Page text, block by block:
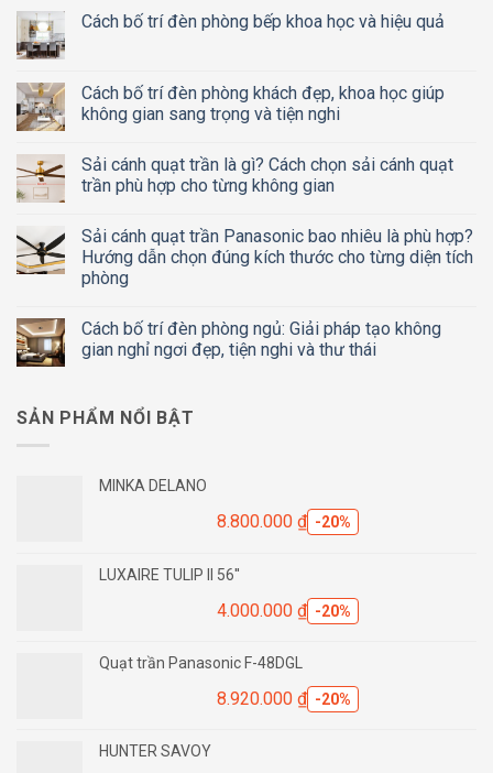
Cách bố trí đèn phòng bếp khoa học và hiệu quả
Cách bố trí đèn phòng khách đẹp, khoa học giúp
không gian sang trọng và tiện nghi
Sải cánh quạt trần là gì? Cách chọn sải cánh quạt
trần phù hợp cho từng không gian
Sải cánh quạt trần Panasonic bao nhiêu là phù hợp?
Hướng dẫn chọn đúng kích thước cho từng diện tích
phòng
Cách bố trí đèn phòng ngủ: Giải pháp tạo không
gian nghỉ ngơi đẹp, tiện nghi và thư thái
SẢN PHẨM NỔI BẬT
MINKA DELANO
8.800.000 ₫ -20%
LUXAIRE TULIP II 56''
4.000.000 ₫ -20%
Quạt trần Panasonic F-48DGL
8.920.000 ₫ -20%
HUNTER SAVOY